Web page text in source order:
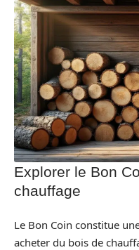
Explorer le Bon
chauffage
Le Bon Coin constitue
acheter du bois de